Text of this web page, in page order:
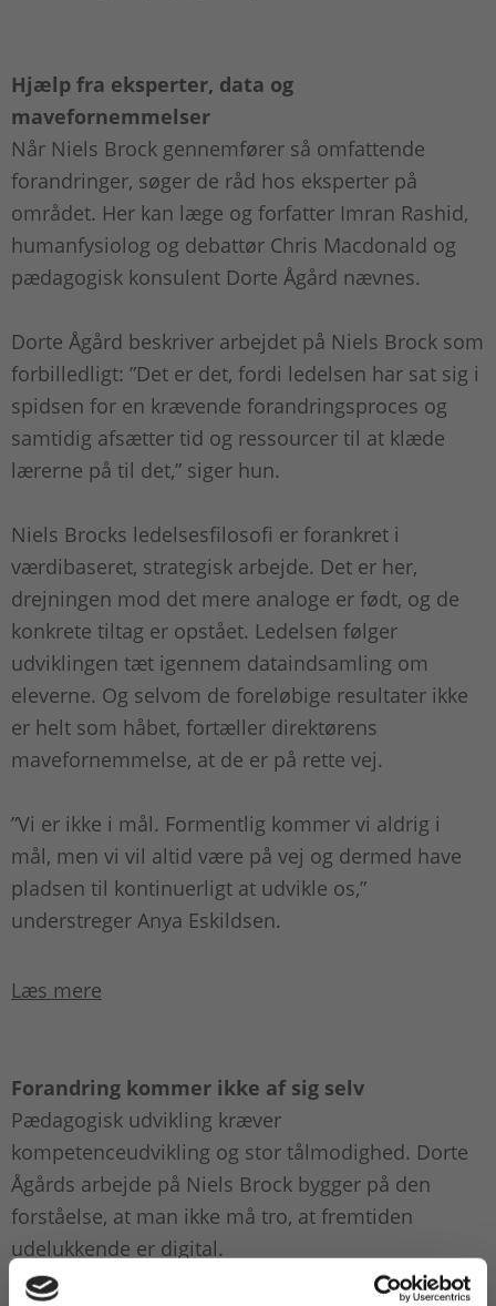
Hjælp fra eksperter, data og
mavefornemmelser
Når Niels Brock gennemfører så omfattende
forandringer, søger de råd hos eksperter på
området. Her kan læge og forfatter Imran Rashid,
humanfysiolog og debattør Chris Macdonald og
pædagogisk konsulent Dorte Ågård nævnes.
Dorte Ågård beskriver arbejdet på Niels Brock som
forbilledligt: ”Det er det, fordi ledelsen har sat sig i
spidsen for en krævende forandringsproces og
samtidig afsætter tid og ressourcer til at klæde
lærerne på til det,” siger hun.
Niels Brocks ledelsesfilosofi er forankret i
værdibaseret, strategisk arbejde. Det er her,
drejningen mod det mere analoge er født, og de
konkrete tiltag er opstået. Ledelsen følger
udviklingen tæt igennem dataindsamling om
eleverne. Og selvom de foreløbige resultater ikke
er helt som håbet, fortæller direktørens
mavefornemmelse, at de er på rette vej.
”Vi er ikke i mål. Formentlig kommer vi aldrig i
mål, men vi vil altid være på vej og dermed have
pladsen til kontinuerligt at udvikle os,”
understreger Anya Eskildsen.
Læs mere
Forandring kommer ikke af sig selv
Pædagogisk udvikling kræver
kompetenceudvikling og stor tålmodighed. Dorte
Ågårds arbejde på Niels Brock bygger på den
forståelse, at man ikke må tro, at fremtiden
udelukkende er digital.